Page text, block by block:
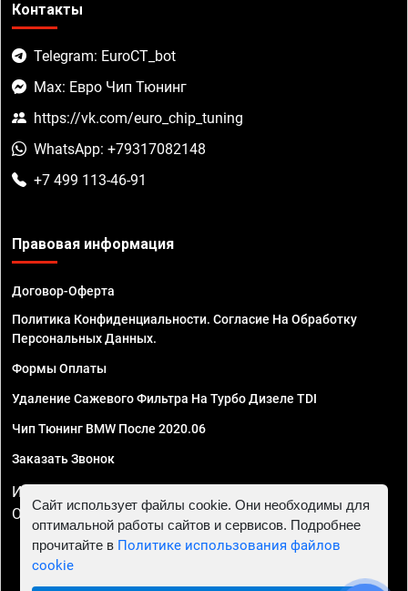
Контакты
Telegram: EuroCT_bot
Max: Евро Чип Тюнинг
https://vk.com/euro_chip_tuning
WhatsApp: +79317082148
+7 499 113-46-91
Правовая информация
Договор-Оферта
Политика Конфиденциальности. Согласие На Обработку
Персональных Данных.
Формы Оплаты
Удаление Сажевого Фильтра На Турбо Дизеле TDI
Чип Тюнинг BMW После 2020.06
Заказать Звонок
ИП Смирнов Георгий Павлович. ИНН 781302555843,
ОГРНИП 324470400032610
Сайт использует файлы cookie. Они необходимы для
оптимальной работы сайтов и сервисов. Подробнее
прочитайте в Политике использования файлов
cookie